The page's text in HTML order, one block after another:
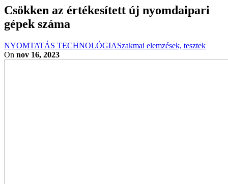
Csökken az értékesített új nyomdaipari
gépek száma
NYOMTATÁS TECHNOLÓGIASzakmai elemzések, tesztek
On nov 16, 2023